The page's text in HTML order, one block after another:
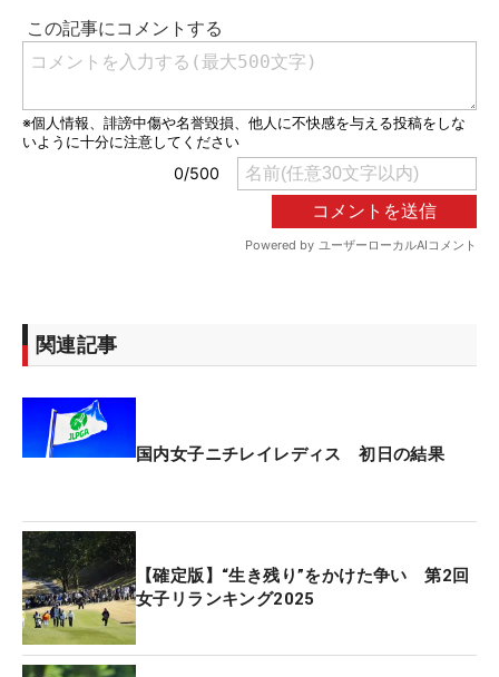
関連記事
国内女子ニチレイレディス 初日の結果
【確定版】“生き残り”をかけた争い 第2回
女子リランキング2025